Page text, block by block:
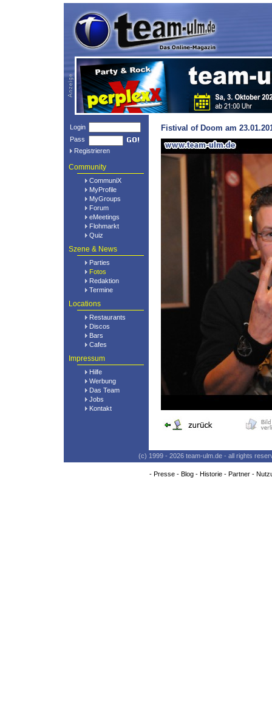
Login
Pass
Registrieren
Community
CommuniX
MyProfile
MyGroups
Forum
eMeetings
Flohmarkt
Quiz
Szene & News
Parties
Fotos
Redaktion
Termine
Locations
Restaurants
Discos
Bars
Cafes
Impressum
Hilfe
Werbung
Das Team
Jobs
Kontakt
Fistival of Doom am
(c) 1999 - 2026 team-ulm.de - all rights
- Presse- Blog- Historie- Partner-